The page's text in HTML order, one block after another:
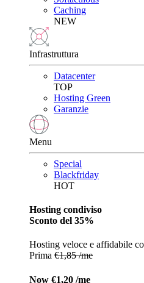
Caching
NEW
Infrastruttura
Datacenter
TOP
Hosting Green
Garanzie
Menu
Special
Blackfriday
HOT
Hosting condiviso
Sconto del 35%
Hosting veloce e affidabile
Prima €1,85 /me
Now €1,20 /me